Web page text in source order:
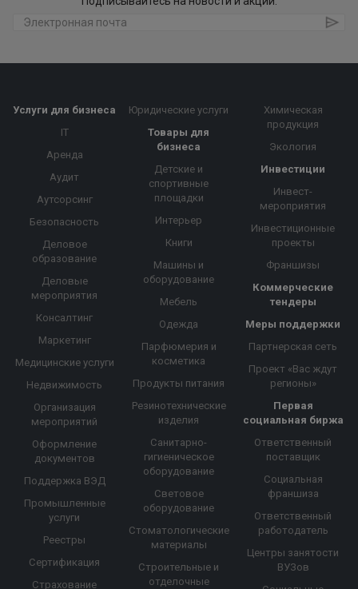
Услуги для бизнеса
IT
Аренда
Аудит
Аутсорсинг
Безопасность
Деловое
образование
Деловые
мероприятия
Консалтинг
Маркетинг
Медицинские услуги
Недвижимость
Организация
мероприятий
Оформление
документов
Поддержка ВЭД
Промышленные
услуги
Реестры
Сертификация
Страхование
Юридические услуги
Товары для
бизнеса
Детские и
спортивные
площадки
Интерьер
Книги
Машины и
оборудование
Мебель
Одежда
Парфюмерия и
косметика
Продукты питания
Резинотехнические
изделия
Санитарно-
гигиеническое
оборудование
Световое
оборудование
Стоматологические
материалы
Строительные и
отделочные
Химическая
продукция
Экология
Инвестиции
Инвест-
мероприятия
Инвестиционные
проекты
Франшизы
Коммерческие
тендеры
Меры поддержки
Партнерская сеть
Проект «Вас ждут
регионы»
Первая
социальная биржа
Ответственный
поставщик
Социальная
франшиза
Ответственный
работодатель
Центры занятости
ВУЗов